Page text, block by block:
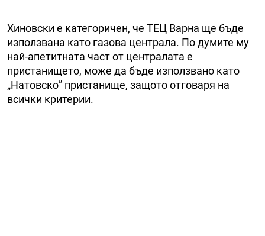
Хиновски е категоричен, че ТЕЦ Варна ще бъде
използвана като газова централа. По думите му
най-апетитната част от централата е
пристанището, може да бъде използвано като
„Натовско” пристанище, защото отговаря на
всички критерии.